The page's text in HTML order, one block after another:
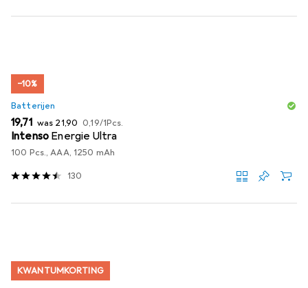
−10%
Batterijen
EUR
19,71 was EUR
21,90 EUR
0,19/1Pcs.
Intenso Energie Ultra
100 Pcs., AAA, 1250 mAh
130
KWANTUMKORTING